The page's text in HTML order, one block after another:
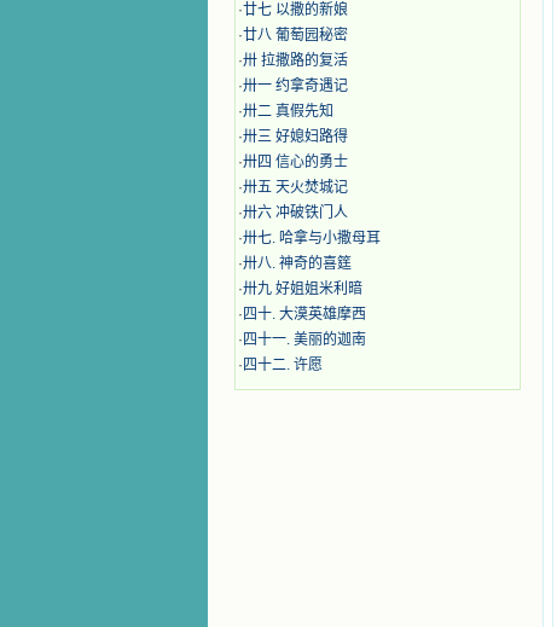
·廿七 以撒的新娘
·廿八 葡萄园秘密
·卅 拉撒路的复活
·卅一 约拿奇遇记
·卅二 真假先知
·卅三 好媳妇路得
·卅四 信心的勇士
·卅五 天火焚城记
·卅六 冲破铁门人
·卅七. 哈拿与小撒母耳
·卅八. 神奇的喜筳
·卅九 好姐姐米利暗
· 四十. 大漠英雄摩西
· 四十一. 美丽的迦南
· 四十二. 许愿